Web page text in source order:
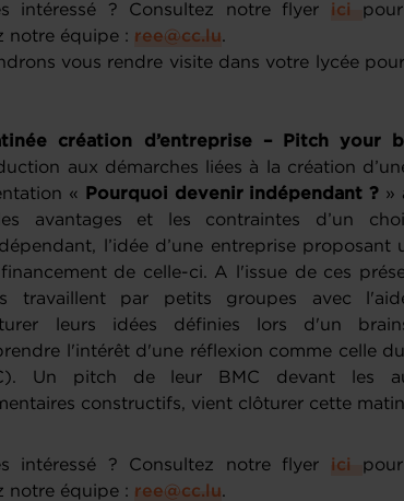
intéressé ? Consultez notre flyer ici
notre équipe : ree@cc.lu.
vous rendre visite dans votre lycée
création d’entreprise – Pitch your
aux démarches liées à la création
«
Pourquoi devenir indépendant ? »
avantages et les contraintes d’un
l’idée d’une entreprise
de celle-ci. A l'issue de ces
travaillent par petits groupes avec
leurs idées définies lors d'un
l'intérêt d'une réflexion comme celle
Un pitch de leur BMC devant les
constructifs, vient clôturer cette
intéressé ? Consultez notre flyer ici
notre équipe : ree@cc.lu.